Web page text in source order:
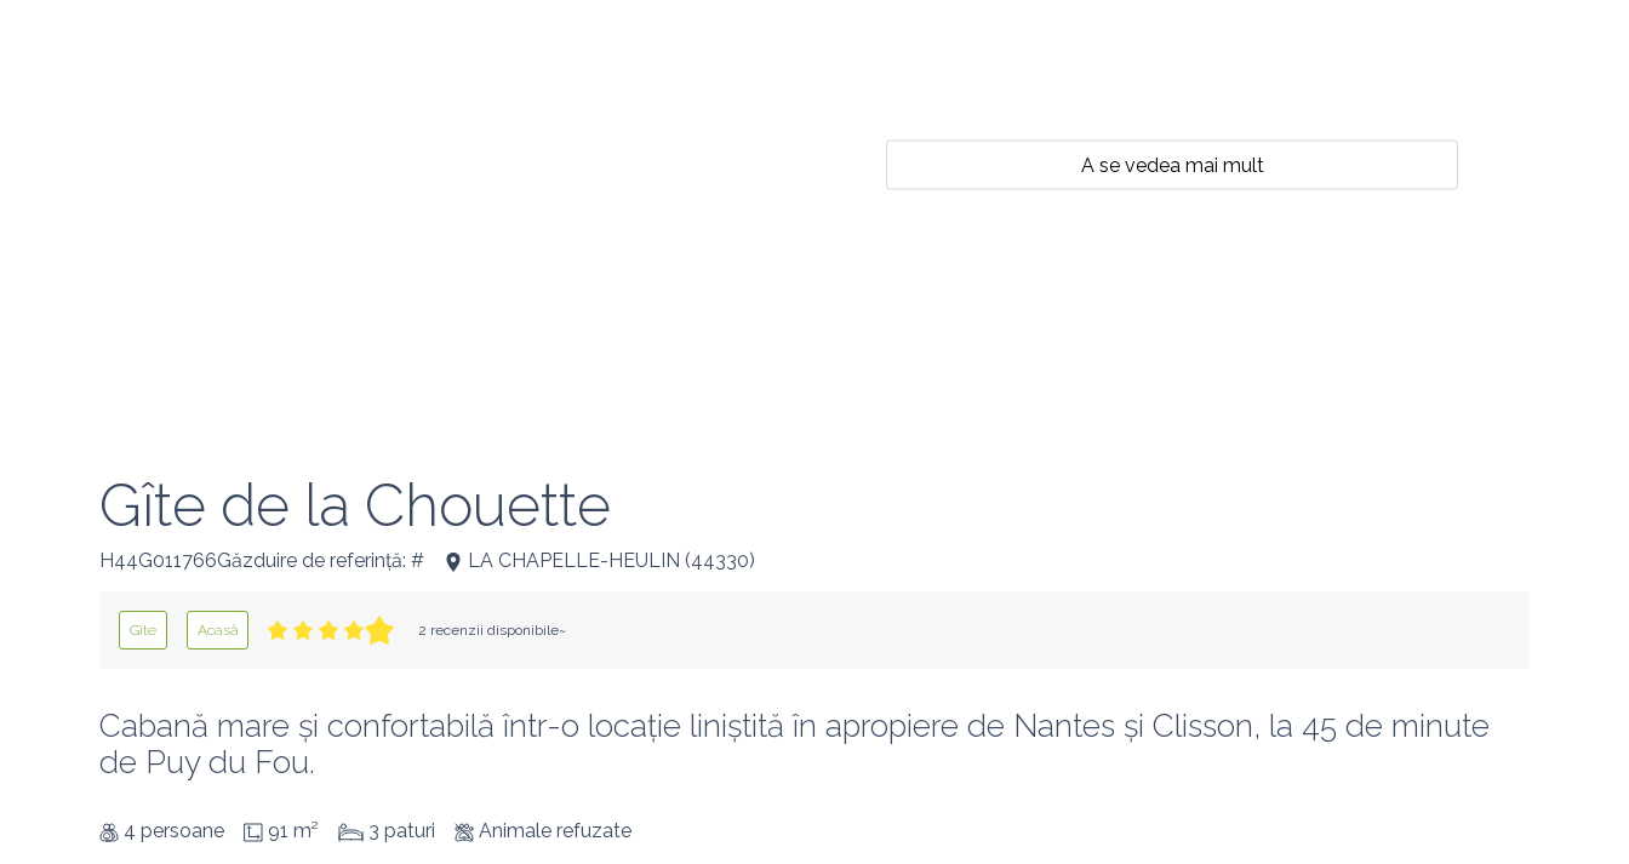
A se vedea mai mult
Gîte de la Chouette
H44G011766Găzduire de referință: # LA CHAPELLE-HEULIN (44330)
Gîte Acasă 2 recenzii disponibile~
Cabană mare și confortabilă într-o locație liniștită în apropiere de Nantes și Clisson, la 45 de minute
de Puy du Fou.
4 persoane 91 m² 3 paturi Animale refuzate